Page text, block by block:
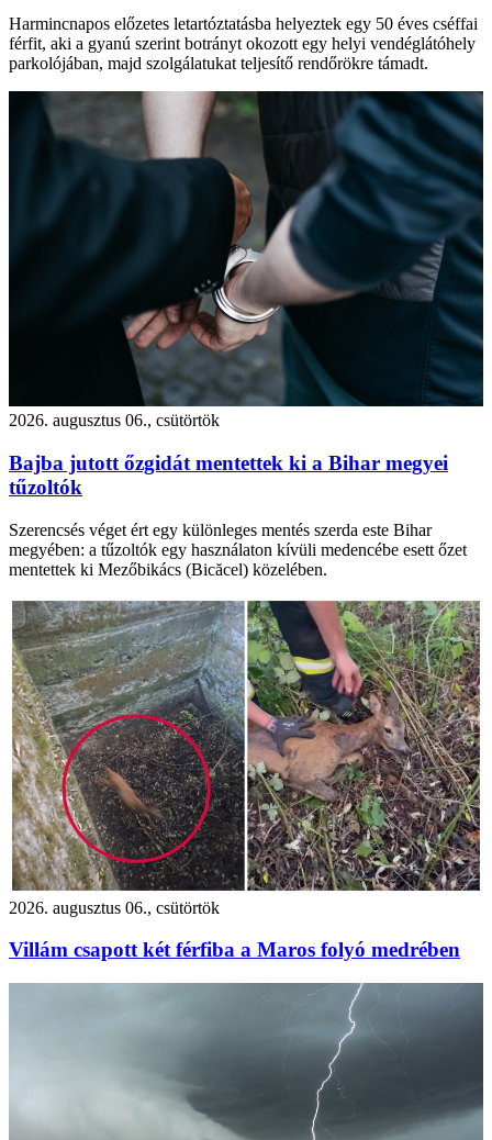
Harmincnapos előzetes letartóztatásba helyeztek egy 50 éves cséffai
férfit, aki a gyanú szerint botrányt okozott egy helyi vendéglátóhely
parkolójában, majd szolgálatukat teljesítő rendőrökre támadt.
2026. augusztus 06., csütörtök
Bajba jutott őzgidát mentettek ki a Bihar megyei
tűzoltók
Szerencsés véget ért egy különleges mentés szerda este Bihar
megyében: a tűzoltók egy használaton kívüli medencébe esett őzet
mentettek ki Mezőbikács (Bicăcel) közelében.
2026. augusztus 06., csütörtök
Villám csapott két férfiba a Maros folyó medrében